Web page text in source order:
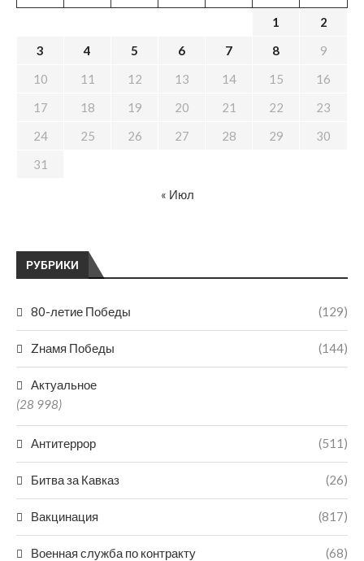
РУБРИКИ
80-летие Победы (129)
Zнамя Победы (144)
Актуальное
(28 998)
Антитеррор (511)
Битва за Кавказ (26)
Вакцинация (817)
Военная служба по контракту (68)
1
2
3
4 5 6 7 8
9
10
11 12 13 14 15
16
17
18 19 20 21 22
23
24
25 26 27 28 29
30
31
« Июл